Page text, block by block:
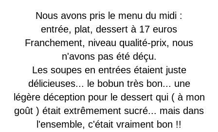
Nous avons pris le menu du midi :
entrée, plat, dessert à 17 euros
Franchement, niveau qualité-prix, nous
n'avons pas été déçu.
Les soupes en entrées étaient juste
délicieuses... le bobun très bon... une
légère déception pour le dessert qui ( à mon
goût ) était extrêmement sucré... mais dans
l'ensemble, c'était vraiment bon !!